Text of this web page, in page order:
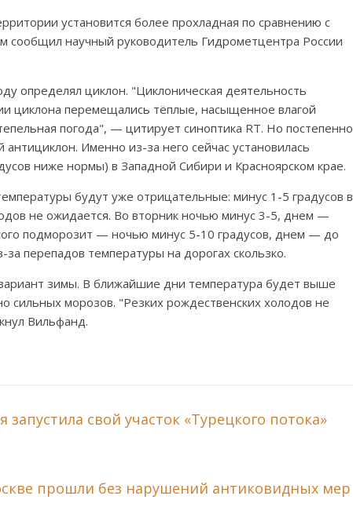
установится более прохладная по сравнению с
сообщил научный руководитель Гидрометцентра России
определял циклон. "Циклоническая деятельность
циклона перемещались тёплые, насыщенное влагой
погода", — цитирует синоптика RT. Но постепенно
Именно из-за него сейчас установилась
ниже нормы) в Западной Сибири и Красноярском крае.
будут уже отрицательные: минус 1-5 градусов в
не ожидается. Во вторник ночью минус 3-5, днем —
подморозит — ночью минус 5-10 градусов, днем — до
перепадов температуры на дорогах скользко.
зимы. В ближайшие дни температура будет выше
сильных морозов. "Резких рождественских холодов не
Вильфанд.
свой участок «Турецкого потока»
прошли без нарушений антиковидных мер